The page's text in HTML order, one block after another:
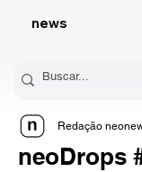
news
neoDrops
Redação